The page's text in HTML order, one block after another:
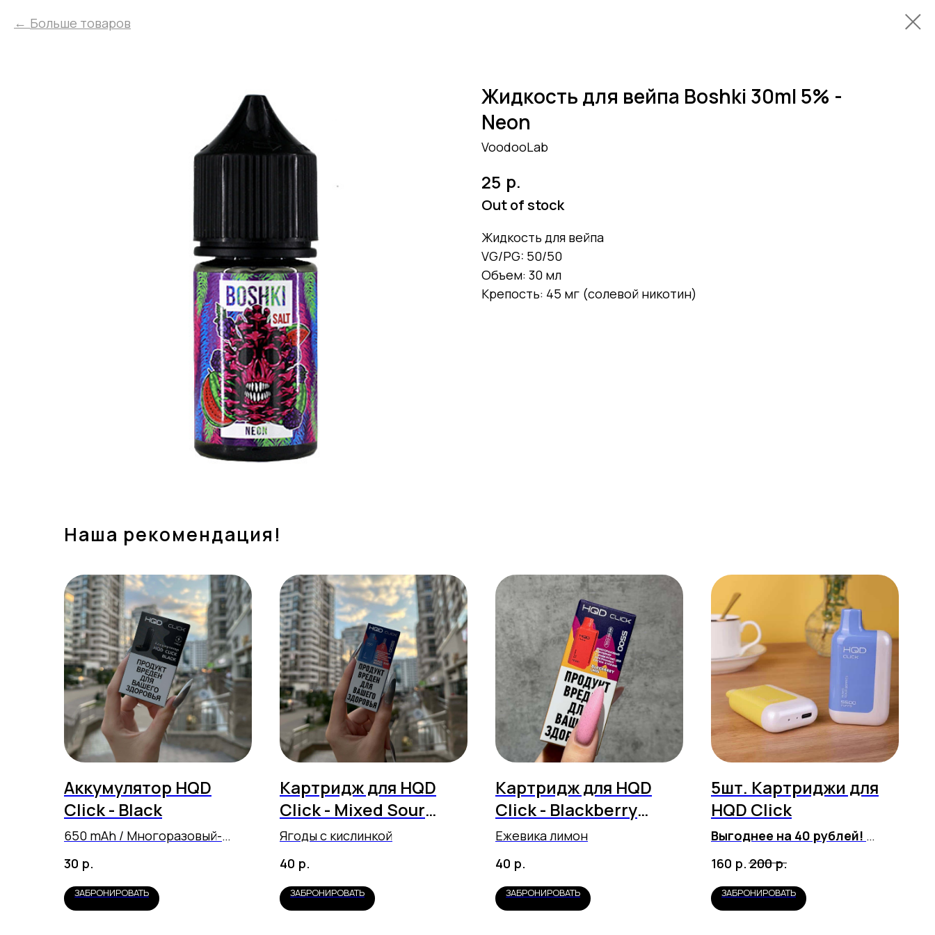
Больше товаров
Жидкость для вейпа Boshki 30ml 5% -
Neon
VoodooLab
25 р.
Out of stock
Жидкость для вейпа
VG/PG: 50/50
Объем: 30 мл
Крепость: 45 мг (солевой никотин)
Наша рекомендация!
Аккумулятор HQD
Click - Black
650 mAh / Многоразовый-
30 р.
ЗАБРОНИРОВАТЬ
Картридж для HQD
Click - Mixed Sour
Berries (5500
затяжек)
Ягоды с кислинкой
40 р.
ЗАБРОНИРОВАТЬ
Картридж для HQD
Click - Blackberry
Lemon (5500 затяжек)
Ежевика лимон
40 р.
ЗАБРОНИРОВАТЬ
5шт. Картриджи для
HQD Click
Выгоднее на 40 рублей!
160 р. 200 р.
ЗАБРОНИРОВАТЬ